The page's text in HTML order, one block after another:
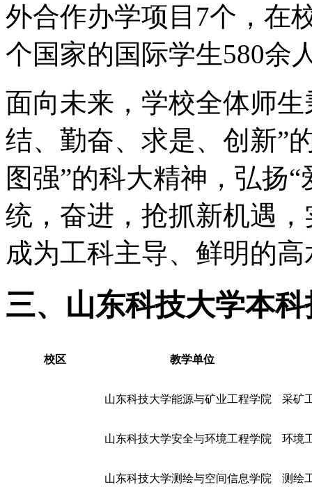
外合作办学项目7个，在
个国家的国际学生580余
面向未来，学校全体师
结、勤奋、求是、创新”
图强”的科大精神，弘扬
统，奋进，抢抓新机遇
成为工科主导、鲜明的
三、山东科技大学本
校区 教学单位
山东科技大学能源与矿业工程学院 采矿
山东科技大学安全与环境工程学院 环境
山东科技大学测绘与空间信息学院 测绘